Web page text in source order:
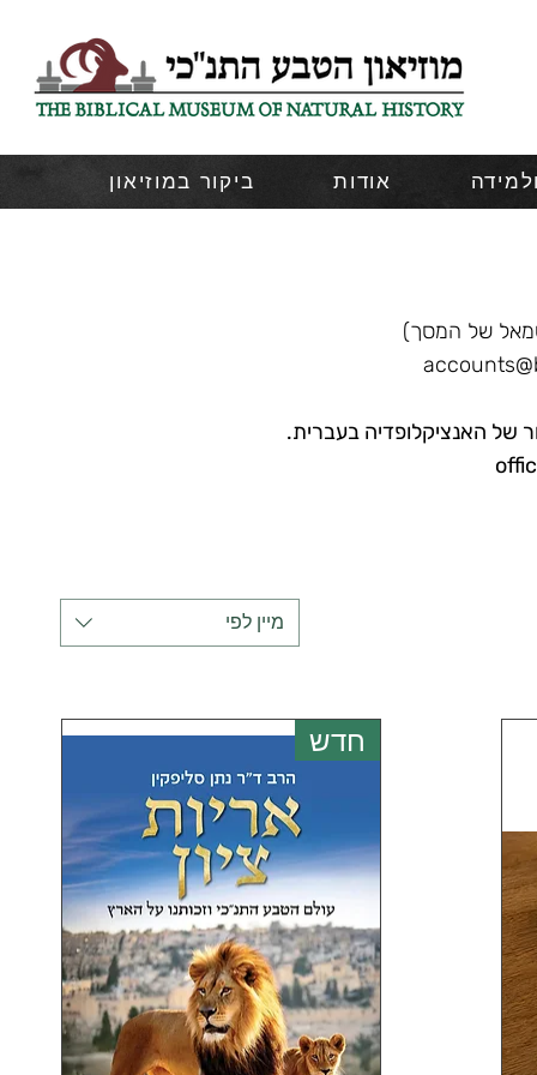
ביקור במוזיאון אודות
של המסך)
של האנציקלופדיה בעברית.
מיין לפי
חדש